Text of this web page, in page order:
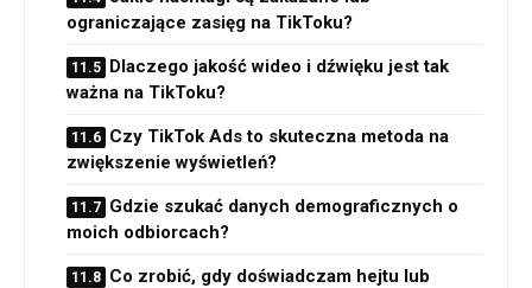
ograniczające zasięg na TikToku?
Dlaczego jakość wideo i dźwięku jest tak
ważna na TikToku?
Czy TikTok Ads to skuteczna metoda na
zwiększenie wyświetleń?
Gdzie szukać danych demograficznych o
moich odbiorcach?
Co zrobić, gdy doświadczam hejtu lub